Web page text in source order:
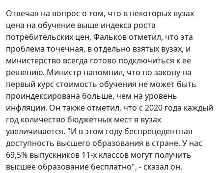
Отвечая на вопрос о том, что в некоторых вузах
цена на обучение выше индекса роста
потребительских цен, Фальков отметил, что эта
проблема точечная, в отдельно взятых вузах, и
министерство всегда готово подключиться к ее
решению. Министр напомнил, что по закону на
первый курс стоимость обучения не может быть
проиндексирована больше, чем на уровень
инфляции. Он также отметил, что с 2020 года каждый
год количество бюджетных мест в вузах
увеличивается. "И в этом году беспрецедентная
доступность высшего образования в стране. У нас
69,5% выпускников 11-х классов могут получить
высшее образование бесплатно", - сказал он.